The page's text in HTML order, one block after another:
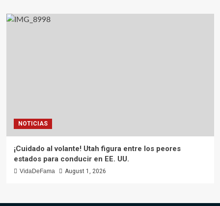
NOTICIAS
¡Cuidado al volante! Utah figura entre los peores
estados para conducir en EE. UU.
VidaDeFama August 1, 2026